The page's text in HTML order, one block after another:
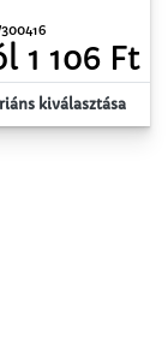
1 106 Ft
kiválasztása